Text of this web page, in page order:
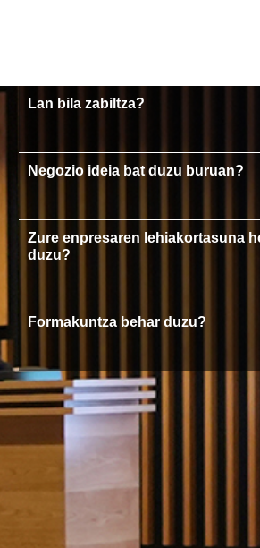
Lan bila zabiltza?
Negozio ideia bat duzu buruan?
Zure enpresaren lehiakortasuna
duzu?
Formakuntza behar duzu?